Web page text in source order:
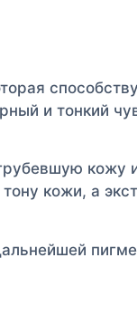
и тонкий
кожу
кожи, а